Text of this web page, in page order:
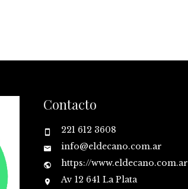
Contacto
221 612 3608
info@eldecano.com.ar
https://www.eldecano.com.ar
Av 12 641 La Plata